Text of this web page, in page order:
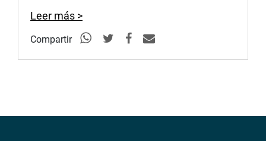
Leer más >
Compartir